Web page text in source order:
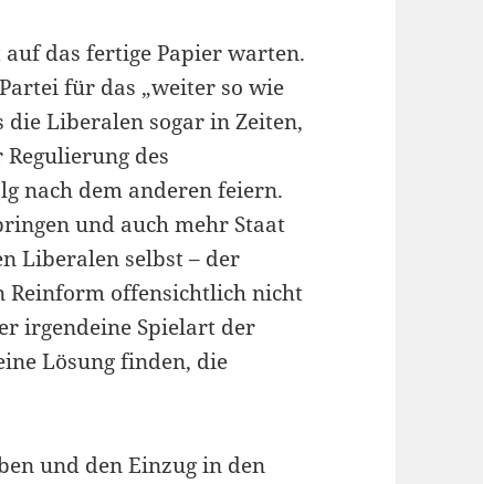
das fertige Papier warten.
für das „weiter so wie
die Liberalen sogar in Zeiten,
des
nach dem anderen feiern.
und auch mehr Staat
Liberalen selbst – der
Reinform offensichtlich nicht
irgendeine Spielart der
Lösung finden, die
und den Einzug in den